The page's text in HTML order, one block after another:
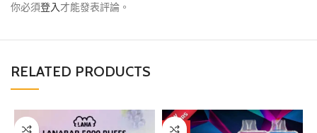
你必須登入才能發表評論。
RELATED PRODUCTS
熱門